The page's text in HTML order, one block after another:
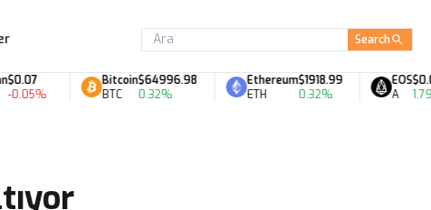
Search
Bitcoin
BTC
$64996.98
0.32%
Ethereum
ETH
$1918.99
0.32%
EOS
A
$0.07
1.79%